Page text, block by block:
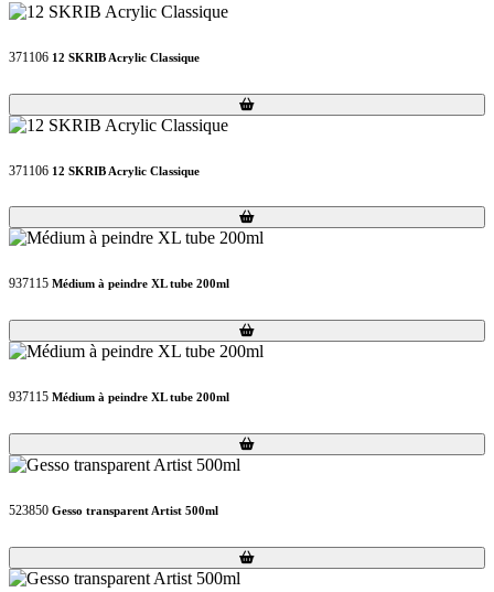
371106 12 SKRIB Acrylic Classique
Loading...
Loading...
371106 12 SKRIB Acrylic Classique
Loading...
Loading...
937115 Médium à peindre XL tube 200ml
Loading...
Loading...
937115 Médium à peindre XL tube 200ml
Loading...
Loading...
523850 Gesso transparent Artist 500ml
Loading...
Loading...